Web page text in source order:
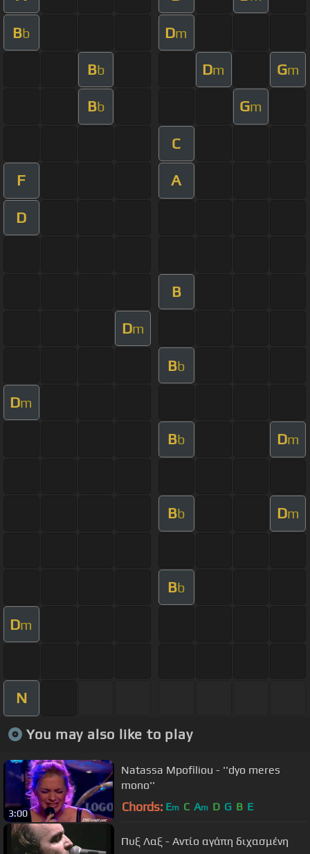
Bb Dm
Bb Dm Gm
Bb Gm
C
F A
D
B
Dm
Bb
Dm
Bb Dm
Bb Dm
Bb
Dm
N
You may also like to play
3:00
Natassa Mpofiliou - ''dyo meres
mono''
Chords: Em C Am D G B E
Πυξ Λαξ - Αντίο αγάπη διχασμένη